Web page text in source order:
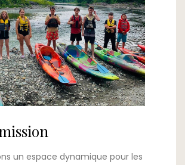
un espace dynamique pour les